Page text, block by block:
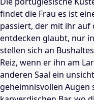
findet die Frau es ist
passiert, der mit ihr auf
entdecken glaubt, nur
stellen sich an
Reiz, wenn er ihn am
anderen Saal ein
geheimnisvollen Augen